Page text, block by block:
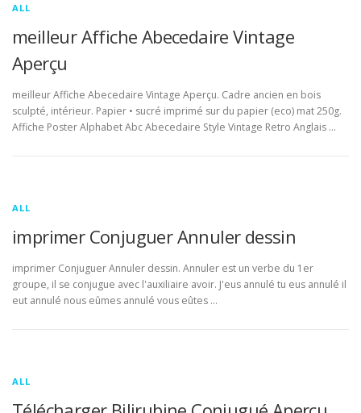
ALL
meilleur Affiche Abecedaire Vintage
Aperçu
meilleur Affiche Abecedaire Vintage Aperçu. Cadre ancien en bois
sculpté, intérieur. Papier • sucré imprimé sur du papier (eco) mat 250g.
Affiche Poster Alphabet Abc Abecedaire Style Vintage Retro Anglais …
ALL
imprimer Conjuguer Annuler dessin
imprimer Conjuguer Annuler dessin. Annuler est un verbe du 1er
groupe, il se conjugue avec l'auxiliaire avoir. J'eus annulé tu eus annulé il
eut annulé nous eûmes annulé vous eûtes …
ALL